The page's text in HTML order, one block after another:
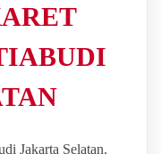
Jakarta Selatan.